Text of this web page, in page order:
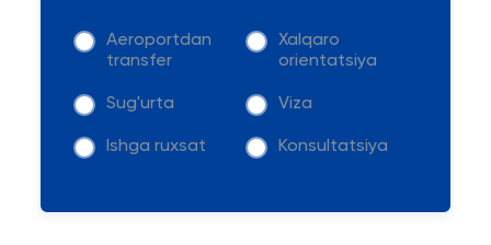
Aeroportdan
transfer
Xalqaro
orientatsiya
Sug'urta Viza
Ishga ruxsat Konsultatsiya